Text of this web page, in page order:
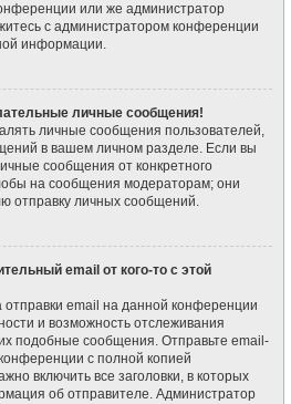
или же администратор
с администратором конференции
информации.
личные сообщения!
личные сообщения пользователей,
в вашем личном разделе. Если вы
сообщения от конкретного
на сообщения модераторам; они
отправку личных сообщений.
email от кого-то с этой
email на данной конференции
и возможность отслеживания
подобные сообщения. Отправьте email-
с полной копией
включить все заголовки, в которых
об отправителе. Администратор